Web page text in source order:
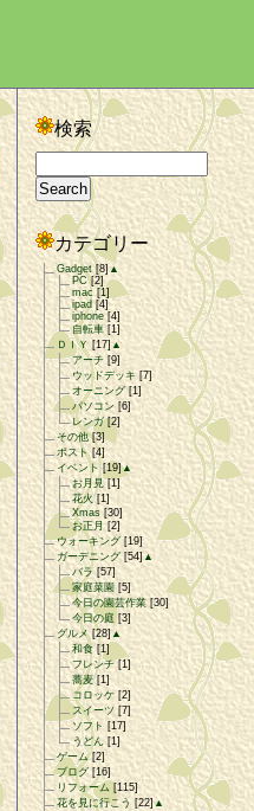
検索
カテゴリー
Gadget[8]▲
PC[2]
mac [1]
ipad[4]
iphone[4]
自転車 [1]
ＤＩＹ [17] ▲
アーチ [9]
ウッドデッキ [7]
オーニング[1]
パソコン [6]
レンガ[2]
その他[3]
ポスト[4]
イベント [19]▲
お月見[1]
花火[1]
Xmas[30]
お正月 [2]
ウォーキング [19]
ガーデニング[54]▲
バラ[57]
家庭菜園 [5]
今日の園芸作業 [30]
今日の庭 [3]
グルメ[28] ▲
和食[1]
フレンチ[1]
蕎麦[1]
コロッケ [2]
スイーツ [7]
ソフト [17]
うどん [1]
ゲーム[2]
ブログ[16]
リフォーム [115]
花を見に行こう [22]▲